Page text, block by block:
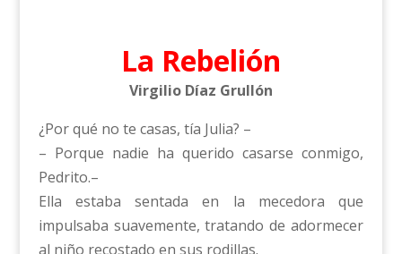
La Rebelión
Virgilio Díaz Grullón
¿Por qué no te casas, tía Julia? –
– Porque nadie ha querido casarse conmigo,
Pedrito.–
Ella estaba sentada en la mecedora que
impulsaba suavemente, tratando de adormecer
al niño recostado en sus rodillas.